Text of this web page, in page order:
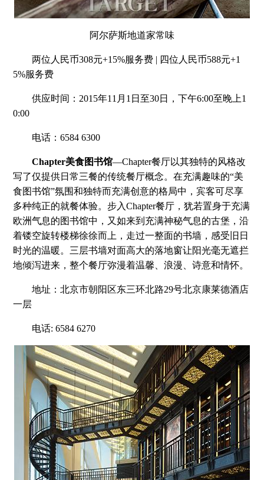
阿尔萨斯地道家常味
两位人民币308元+15%服务费 | 四位人民币588元+1
5%服务费
供应时间：2015年11月1日至30日，下午6:00至晚上1
0:00
电话：6584 6300
Chapter美食图书馆—Chapter餐厅以其独特的风格改
写了仅提供日常三餐的传统餐厅概念。在充满趣味的“美
食图书馆”氛围和独特而充满创意的格局中，宾客可尽享
多种纯正的就餐体验。步入Chapter餐厅，犹若置身于充满
欧洲气息的图书馆中，又如来到充满神秘气息的古堡，沿
着镂空旋转楼梯徐徐而上，走过一整面的书墙，感受旧日
时光的温暖。三层书墙对面高大的落地窗让阳光毫无遮拦
地倾泻进来，整个餐厅弥漫着温馨、浪漫、诗意和情怀。
地址：北京市朝阳区东三环北路29号北京康莱德酒店
一层
电话: 6584 6270